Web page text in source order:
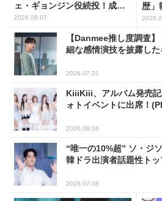
ェ・ギョンジン役続投！成長
した姿に注目
2026.08.07
歴」
【Danmee推し度調査
細な感情演技を披露し
2026.07.31
KiiiKiii、アルバム発売
ォトイベントに出席！
2026.08.06
“唯一の10%超” ソ・ジ
韓ドラ出演者話題性トッ
2026.07.08